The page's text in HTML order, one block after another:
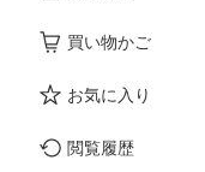
買い物かご
お気に入り
閲覧履歴